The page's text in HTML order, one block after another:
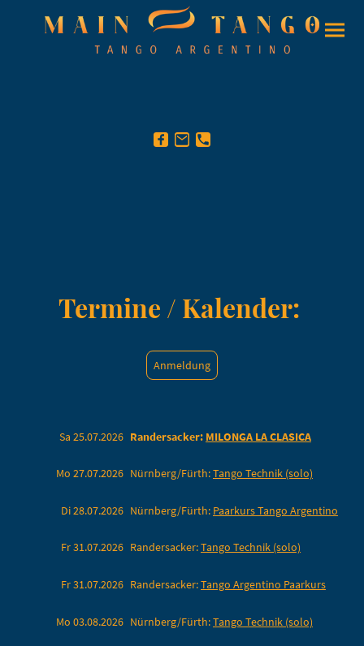
Termine / Kalender:
Anmeldung
Sa 25.07.2026 Randersacker: MILONGA LA CLASICA
Mo 27.07.2026 Nürnberg/Fürth:Tango Technik (solo)
Di 28.07.2026 Nürnberg/Fürth: Paarkurs Tango Argentino
Fr 31.07.2026 Randersacker:Tango Technik (solo)
Fr 31.07.2026 Randersacker:Tango Argentino Paarkurs
Mo 03.08.2026 Nürnberg/Fürth:Tango Technik (solo)